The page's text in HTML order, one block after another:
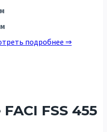
подробнее ⇒
FSS 455